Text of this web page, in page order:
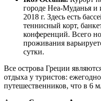
городе Неа-Муданья и
2018 г. Здесь есть
теннисный корт,
конференций. Всего
проживания
сутки.
Все острова Греции
отдыха у туристов:
путешественников, что в 6